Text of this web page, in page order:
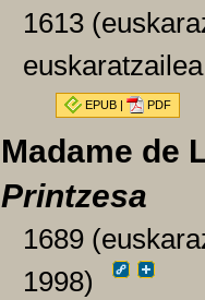
1613
EPUB| PDF
Madame de
Printzesa
1689
1998)